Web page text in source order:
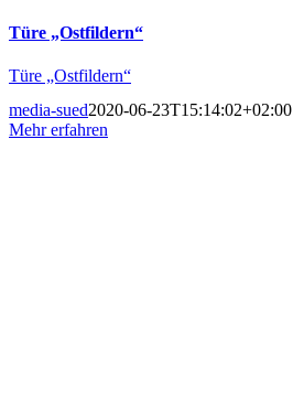
Türe „Ostfildern“
Türe „Ostfildern“
media-sued2020-06-23T15:14:02+02:00
Mehr erfahren